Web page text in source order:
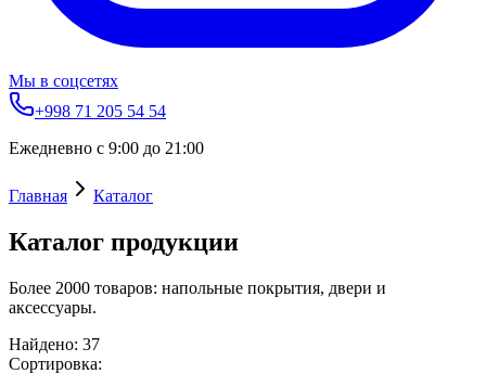
Мы в соцсетях
+998 71 205 54 54
Ежедневно с 9:00 до 21:00
Главная Каталог
Каталог продукции
Более 2000 товаров: напольные покрытия, двери и
аксессуары.
Найдено: 37
Сортировка: